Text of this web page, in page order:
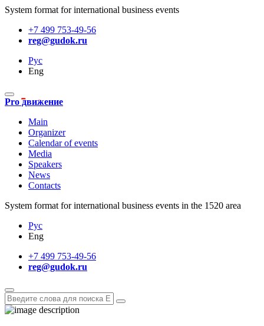
System format for international business events
+7 499 753-49-56
reg@gudok.ru
Рус
Eng
Pro движение
Main
Organizer
Calendar of events
Media
Speakers
News
Contacts
System format for international business events in the 1520 area
Рус
Eng
+7 499 753-49-56
reg@gudok.ru